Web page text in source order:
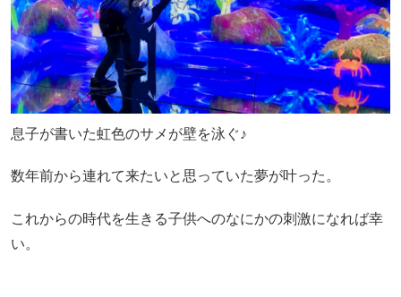
息子が書いた虹色のサメが壁を泳ぐ♪
数年前から連れて来たいと思っていた夢が叶った。
これからの時代を生きる子供へのなにかの刺激になれば幸
い。